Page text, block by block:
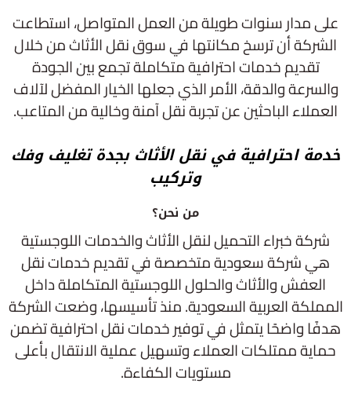
على مدار سنوات طويلة من العمل المتواصل، استطاعت
الشركة أن ترسخ مكانتها في سوق نقل الأثاث من خلال
تقديم خدمات احترافية متكاملة تجمع بين الجودة
والسرعة والدقة، الأمر الذي جعلها الخيار المفضل لآلاف
العملاء الباحثين عن تجربة نقل آمنة وخالية من المتاعب.
خدمة احترافية في نقل الأثاث بجدة تغليف وفك
وتركيب
من نحن؟
شركة خبراء التحميل لنقل الأثاث والخدمات اللوجستية
هي شركة سعودية متخصصة في تقديم خدمات نقل
العفش والأثاث والحلول اللوجستية المتكاملة داخل
المملكة العربية السعودية. منذ تأسيسها، وضعت الشركة
هدفًا واضحًا يتمثل في توفير خدمات نقل احترافية تضمن
حماية ممتلكات العملاء وتسهيل عملية الانتقال بأعلى
مستويات الكفاءة.